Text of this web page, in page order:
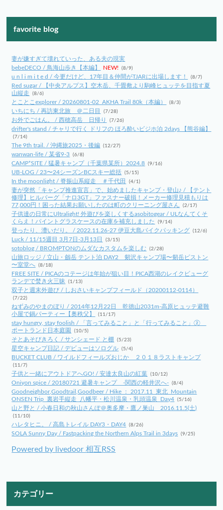
favorite blog
妻が嫌すぎて壊れていった、ある夫の現実
bebeDECO / 鳥海山歩き【本編】
NEW! (8/9)
u n l i m i t e d / 今更だけど、17年目＆仲間がTJARに出場します！ (8/7)
Red sugar / 【中央アルプス】空木岳、千畳敷より駒峰ヒュッテを目指す夏
山縦走
(8/6)
とことこexplorer / 20260801-02_AKHA Trail 80k（本編） (8/3)
いちにち / 再訪東北旅 ＠二日目 (7/28)
お外でごはん。 / 西穂高岳 日帰り (7/26)
drifter's stand / チャリで行く ドリフの ほろ酔いビジホ泊 2days 【熊谷編】
(7/14)
The 9th trail. / 沖縄旅2025・後編 (12/27)
wanwan-life / 某省9-3 (6/8)
CAMP*SITE / 猛暑キャンプ（千葉県某所）2024.8 (9/16)
UB-LOG / 23〜24シーズンBCスキー総括 (5/15)
In the moonlight / 脊振山系縦走 ＃千代田 (4/1)
妻が突然「キャンプ推進宣言」で、始めましたキャンプ・登山♪ / 【テント
修理】ヒルバーグ「ナロ3GT」ファスナー破損！メーカー修理見積もりは
77,000円！困った結果お願いしたのは町のクリーニング屋さん
(2/17)
子供達の日常にUltralight! 外遊びを楽しくするasobitogear / ULなんてくそ
くらえ！パイントグラスケースの在庫を補充しました
(9/14)
登ったり、漕いだり。 / 2022.11.26-27 伊豆大島バイクパッキング (12/6)
Luck / 11/15週目 3月7日-3月13日 (3/15)
sotoblog / BROMPTONのムダなカスタムを楽しむ (2/28)
山旅ロッジ / 立山・劔岳 テント泊 DAY2 剱沢キャンプ場〜剱岳ピストン
〜室堂へ (8/18)
FREE SITE / PICAのコテージは年始が狙い目！PICA西湖のレイクビューグ
ランデで焚き火三昧
(1/13)
双子と週末外遊び / しおさいキャンプフィールド（20200112-0114）
(7/22)
ねずみのやまのぼり / 2014年12月22日 乾徳山2031m-高原ヒュッテ避難
小屋で鍋パーティー【奥秩父】
(11/17)
stay hungry, stay foolish / 「言ってみること」と「行ってみること」②
ポートランド日本庭園
(10/5)
そとあそびきろく / サンシェード と棚 (5/23)
星空キャンプ日記 / デビューはソログル (5/4)
BUCKET CLUB / ワイルドフィールズおじか ２０１８ラストキャンプ
(11/7)
子供と一緒にアウトドアへGO! / 安達太良山の紅葉 (10/12)
Oniyon spice / 20180721 避暑キャンプ -関西の軽井沢へ- (8/4)
Goodneighbor,Goodtrail,Goodbeer / Hike ： 2017.11_東北_Mountain
ONSEN Trip_裏岩手縦走_八幡平・松川温泉・乳頭温泉_Day4 (5/16)
山と野と / 小春日和の秋山さんぽ＠奥多摩・鷹ノ巣山 2016.11.5(土)
(11/10)
ハレタヒニ。 / 高島トレイル DAY3・DAY4 (8/26)
SOLA Sunny Day / Fastpacking the Northern Alps Trail in 3days (9/25)
Powered by livedoor 相互RSS
カテゴリー